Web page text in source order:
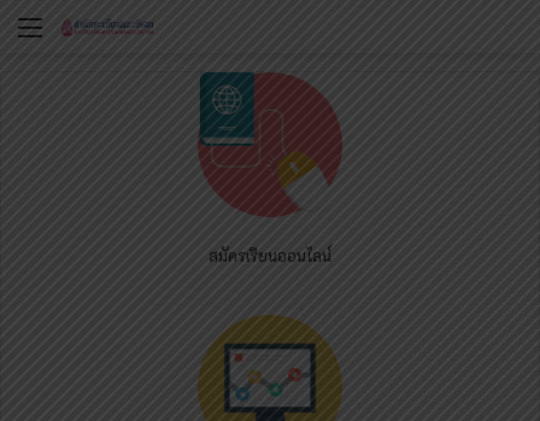
Menu
สมัครเรียนออนไลน์